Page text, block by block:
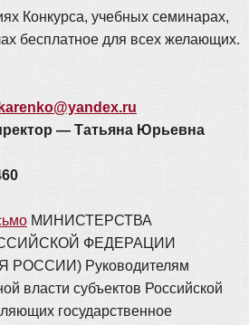
Конкурса, учебных семинарах,
бесплатное для всех желающих.
— Татьяна Юрьевна
МИНИСТЕРСТВА
ФЕДЕРАЦИИ
Руководителям
власти субъектов Российской
государственное